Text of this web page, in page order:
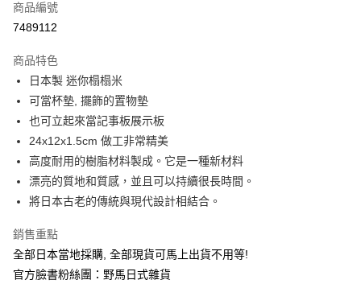
信用卡分期付款
合作金庫商業銀行
華南商業銀行
上海商業儲蓄銀行
國泰世華商業銀行
臺灣中小企業銀行
匯豐（台灣）商業銀行
華泰商業銀行
聯邦商業銀行
遠東國際商業銀行
元大商業銀行
永豐商業銀行
玉山商業銀行
星展（台灣）商業銀行
台灣樂天信用卡公司
超商取貨付款
LINE Pay
街口支付
ATM付款
商品編號
7489112
商品特色
日本製 迷你榻榻米
可當杯墊, 擺飾的置物墊
也可立起來當記事板展示板
24x12x1.5cm 做工非常精美
高度耐用的樹脂材料製成。它是一種新材料
漂亮的質地和質感，並且可以持續很長時間。
將日本古老的傳統與現代設計相結合。
銷售重點
全部日本當地採購, 全部現貨可馬上出貨不用等!
官方臉書粉絲團：野馬日式雜貨